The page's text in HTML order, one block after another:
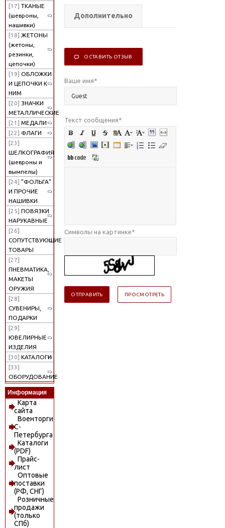
[17] ТКАНЫЕ
(шевроны,
нашивки)
[18] ЖЕТОНЫ
(жетоны,
резинки,
цепочки)
[19] ОБЛОЖКИ
И ЦЕПОЧКИ К
НИМ
[20] ЗНАЧКИ
МЕТАЛЛИЧЕСКИЕ
[21] МЕДАЛИ
[22] ФЛАГИ
[23]
ШЕЛКОГРАФИЯ
(шевроны и
вымпелы)
[24] "ФОЛЬГА"
И ПРОЧИЕ
НАШИВКИ
[25] ПОВЯЗКИ
НАРУКАВНЫЕ
[26]
СОПУТСТВУЮЩИЕ
ТОВАРЫ
[27]
ПНЕВМАТИКА,
МАКЕТЫ
ОРУЖИЯ
[28]
СУВЕНИРЫ,
ПОДАРКИ
[29]
ЮВЕЛИРНЫЕ
ИЗДЕЛИЯ
[30] КАТАЛОГИ
[33]
ОБОРУДОВАНИЕ
Информация
Карта
сайта
Военторги
С-
Петербурга
Каталоги
(PDF)
Прайс-
лист
Оптовые
поставки
(РФ, СНГ)
Розничные
продажи
(только
СПб)
Дополнительно
ОСТАВИТЬ ОТЗЫВ
Ваше имя*
Текст сообщения*
Символы на картинке*